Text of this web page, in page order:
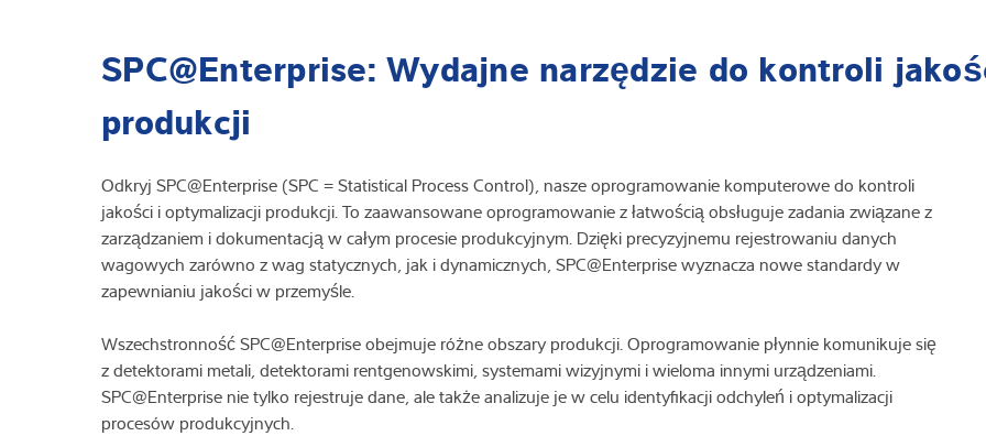
SPC@Enterprise: Wydajne narzędzie do kontroli
produkcji
Odkryj SPC@Enterprise (SPC = Statistical Process Control), nasze oprogramowanie komputerowe do kontroli
jakości i optymalizacji produkcji. To zaawansowane oprogramowanie z łatwością obsługuje zadania związane z
zarządzaniem i dokumentacją w całym procesie produkcyjnym. Dzięki precyzyjnemu rejestrowaniu danych
wagowych zarówno z wag statycznych, jak i dynamicznych, SPC@Enterprise wyznacza nowe standardy w
zapewnianiu jakości w przemyśle.
Wszechstronność SPC@Enterprise obejmuje różne obszary produkcji. Oprogramowanie płynnie komunikuje się
z detektorami metali, detektorami rentgenowskimi, systemami wizyjnymi i wieloma innymi urządzeniami.
SPC@Enterprise nie tylko rejestruje dane, ale także analizuje je w celu identyfikacji odchyleń i optymalizacji
procesów produkcyjnych.